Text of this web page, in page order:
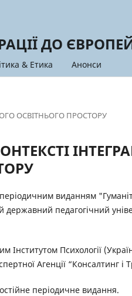
ДО
& Етика Анонси
ОСВІТНЬОГО ПРОСТОРУ
виданням
педагогічний
Інститутом Психології
Агенції “Консалтинг і
періодичне видання.